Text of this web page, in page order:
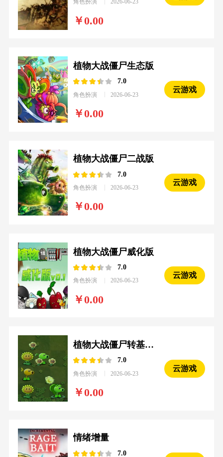
角色扮演 2026-06-23
0.00
植物大战僵尸生态版
7.0
角色扮演 2026-06-23
0.00
云游戏
植物大战僵尸二战版
7.0
角色扮演 2026-06-23
0.00
云游戏
植物大战僵尸威化版
7.0
角色扮演 2026-06-23
0.00
云游戏
植物大战僵尸转基因版
7.0
角色扮演 2026-06-23
0.00
云游戏
情绪增量
7.0